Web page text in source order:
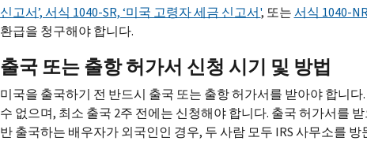
신고서’, 서식 1040-SR, ‘미국 고령자 세금 신고서', 또는서식 1040-
환급을 청구해야 합니다.
출국 또는 출항 허가서 신청 시기 및 방법
미국을 출국하기 전 반드시 출국 또는 출항 허가서를 받아야 합니
수 없으며, 최소 출국 2주 전에는 신청해야 합니다. 출국 허가서를
반 출국하는 배우자가 외국인인 경우, 두 사람 모두 IRS 사무소를 방